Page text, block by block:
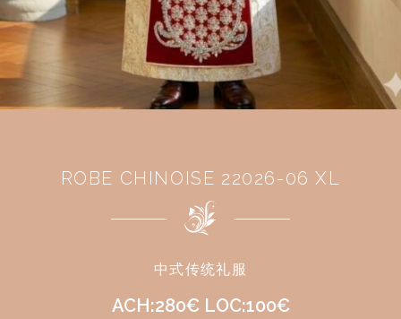
ROBE CHINOISE 22026-06 XL
中式传统礼服
ACH:280€ LOC:100€